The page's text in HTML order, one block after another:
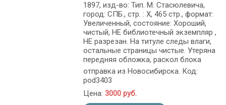
1897, изд-во: Тип. М. Стасюлевича,
город: СПБ., стр. : X, 465 стр., формат:
Увеличенный, состояние: Хороший,
чистый, НЕ библиотечный экземпляр ,
НЕ разрезан. На титуле следы влаги,
остальные страницы чистые. Утеряна
передняя обложка, раскол блока
отправка из Новосибирска. Код:
pod3403
Цена: 3000 руб.